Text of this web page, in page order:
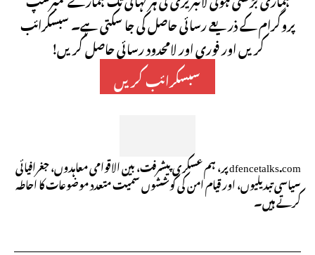
پروگرام کے ذریعے رسائی حاصل کی جا سکتی ہے۔ سبسکرائب
کریں اور فوری اور لامحدود رسائی حاصل کریں!
سبسکرائب کریں
dfencetalks.com پر، ہم عسکری پیشرفت، بین الاقوامی معاہدوں، جغرافیائی
سیاسی تبدیلیوں، اور قیام امن کی کوششوں سمیت متعدد موضوعات کا احاطہ
کرتے ہیں۔